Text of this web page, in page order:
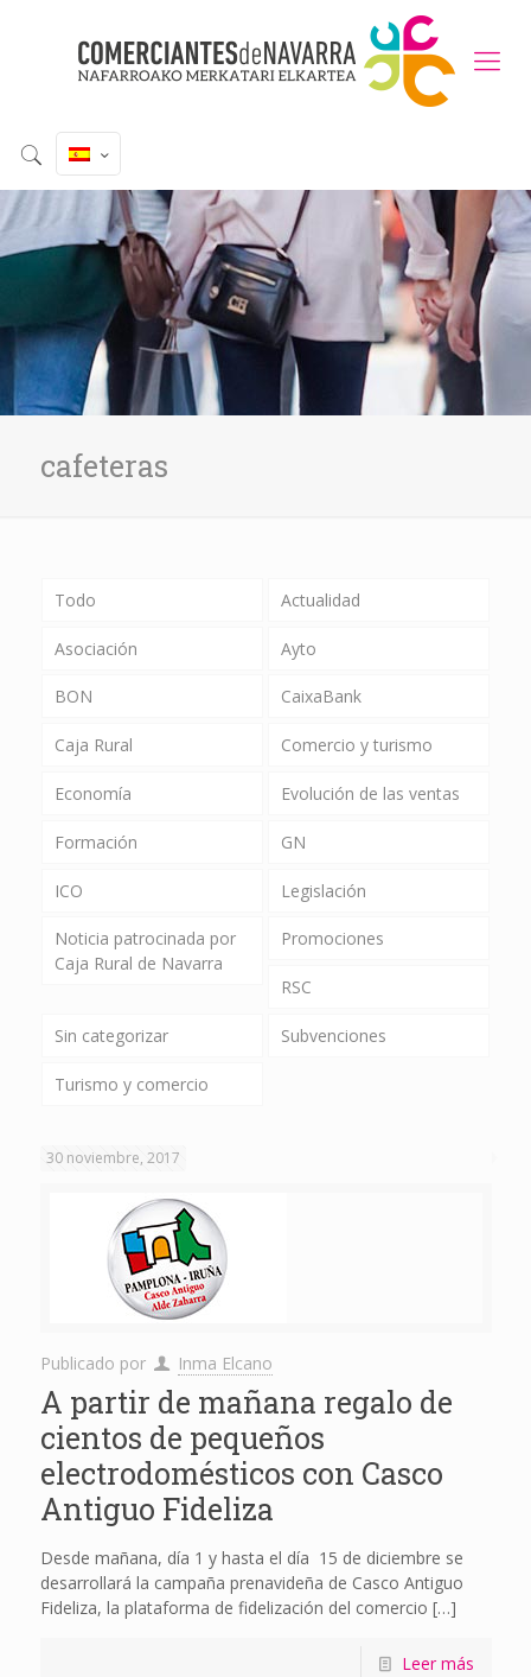
cafeteras
Todo Actualidad
Asociación Ayto
BON CaixaBank
Caja Rural Comercio y turismo
Economía Evolución de las ventas
Formación GN
ICO Legislación
Noticia patrocinada por
Caja Rural de Navarra
Promociones
RSC
Sin categorizar Subvenciones
Turismo y comercio
30 noviembre, 2017
Publicado por Inma Elcano
A partir de mañana regalo de
cientos de pequeños
electrodomésticos con Casco
Antiguo Fideliza
Desde mañana, día 1 y hasta el día 15 de diciembre se
desarrollará la campaña prenavideña de Casco Antiguo
Fideliza, la plataforma de fidelización del comercio […]
Leer más